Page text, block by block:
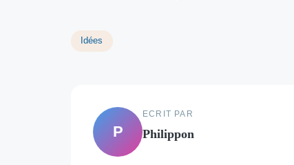
Idées
P
ECRIT PAR
Philippon